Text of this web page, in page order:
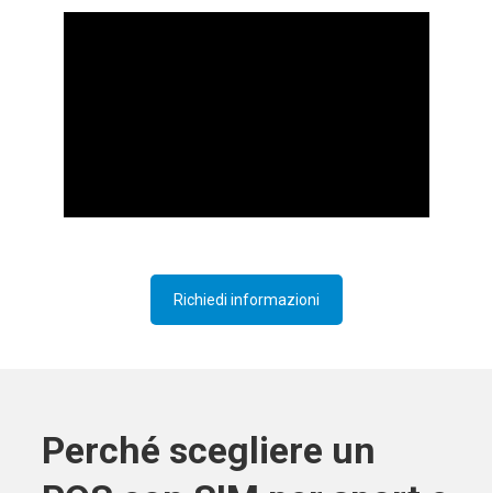
Richiedi informazioni
Perché scegliere un